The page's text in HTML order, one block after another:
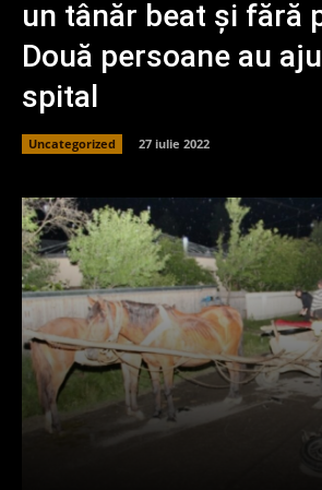
un tânăr beat și fără
Două persoane au
spital
Uncategorized 27 iulie 2022